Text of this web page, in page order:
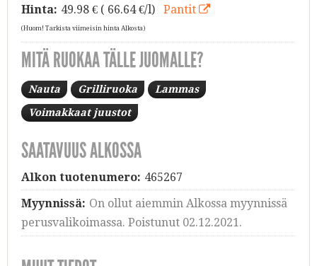
Hinta: 49.98€ ( 66.64 €/l) Pantit
(Huom! Tarkista viimeisin hinta Alkosta)
MITÄ RUOKAA TÄLLE JUOMALLE?
Nauta Grilliruoka Lammas
Voimakkaat juustot
SAATAVUUS ALKOSSA
Alkon tuotenumero: 465267
Myynnissä: On ollut aiemmin Alkossa myynnissä
perusvalikoimassa. Poistunut 02.12.2021.